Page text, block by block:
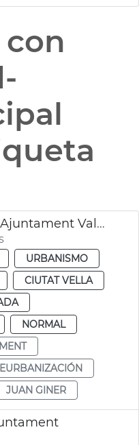
Reurbanización plaza Ajuntament València
URBANISMO
CIUTAT VELLA
NORMAL
JUAN GINER